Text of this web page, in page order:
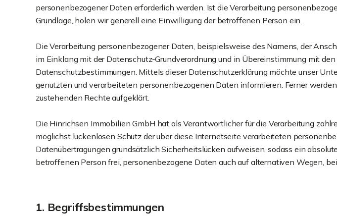
personenbezogener Daten erforderlich werden. Ist die Verarbeitung
Grundlage, holen wir generell eine Einwilligung der betroffenen Person ein.
Die Verarbeitung personenbezogener Daten, beispielsweise des Namens, der
im Einklang mit der Datenschutz-Grundverordnung und in Übereinstimmung mit
Datenschutzbestimmungen. Mittels dieser Datenschutzerklärung möchte unser
genutzten und verarbeiteten personenbezogenen Daten informieren. Ferner
zustehenden Rechte aufgeklärt.
Die Hinrichsen Immobilien GmbH hat als Verantwortlicher für die Verarbeitung
möglichst lückenlosen Schutz der über diese Internetseite verarbeiteten
Datenübertragungen grundsätzlich Sicherheitslücken aufweisen, sodass ein
betroffenen Person frei, personenbezogene Daten auch auf alternativen Wegen,
1. Begriffsbestimmungen